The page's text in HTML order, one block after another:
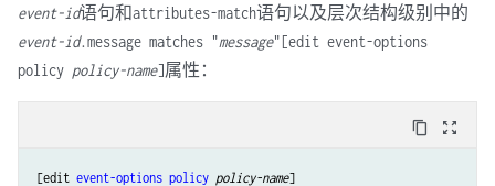
event-id语句和attributes-match语句以及层次结构级别中的
event-id.message matches "message"[edit event-options
policy policy-name]属性：
content_copy zoom_out_map
[edit event-options policy policy-name